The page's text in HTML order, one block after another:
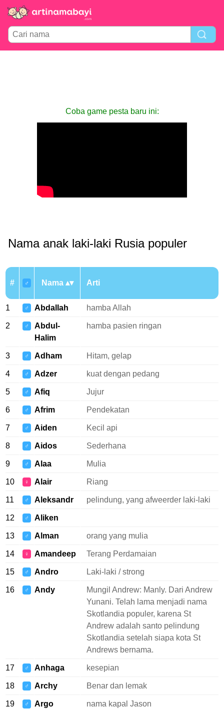
Coba game pesta baru ini:
Nama anak laki-laki Rusia populer
# ♂ Nama Arti
1 ♂ Abdallah hamba Allah
2 ♂
Abdul-
Halim
hamba pasien ringan
3 ♂ Adham Hitam, gelap
4 ♂ Adzer kuat dengan pedang
5 ♂ Afiq Jujur
6 ♂ Afrim Pendekatan
7 ♂ Aiden Kecil api
8 ♂ Aidos Sederhana
9 ♂ Alaa Mulia
10 ♀ Alair Riang
11 ♂ Aleksandr pelindung, yang afweerder laki-laki
12 ♂ Aliken
13 ♂ Alman orang yang mulia
14 ♀ Amandeep Terang Perdamaian
15 ♂ Andro Laki-laki / strong
16 ♂ Andy
Mungil Andrew: Manly. Dari Andrew
Yunani. Telah lama menjadi nama
Skotlandia populer, karena St
Andrew adalah santo pelindung
Skotlandia setelah siapa kota St
Andrews bernama.
17 ♂ Anhaga kesepian
18 ♂ Archy Benar dan lemak
19 ♂ Argo nama kapal Jason